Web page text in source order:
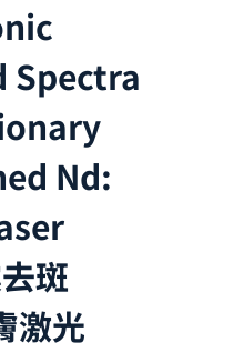
Spectra
Nd:
斑
激光